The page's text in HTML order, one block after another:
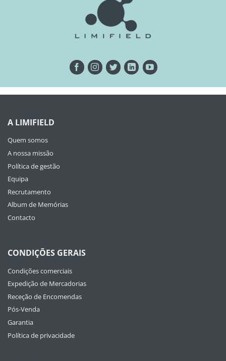
A LIMIFIELD
Quem somos
A nossa missão
Política de gestão
Equipa
Recrutamento
Album de Memórias
Contacto
CONDIÇÕES GERAIS
Condições comerciais
Expedição de Mercadorias
Receção de Encomendas
Pós-Venda
Garantia
Política de privacidade